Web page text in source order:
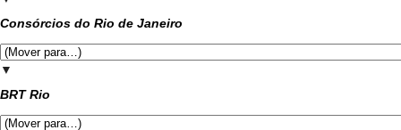
Consórcios do Rio de Janeiro
▼
BRT Rio